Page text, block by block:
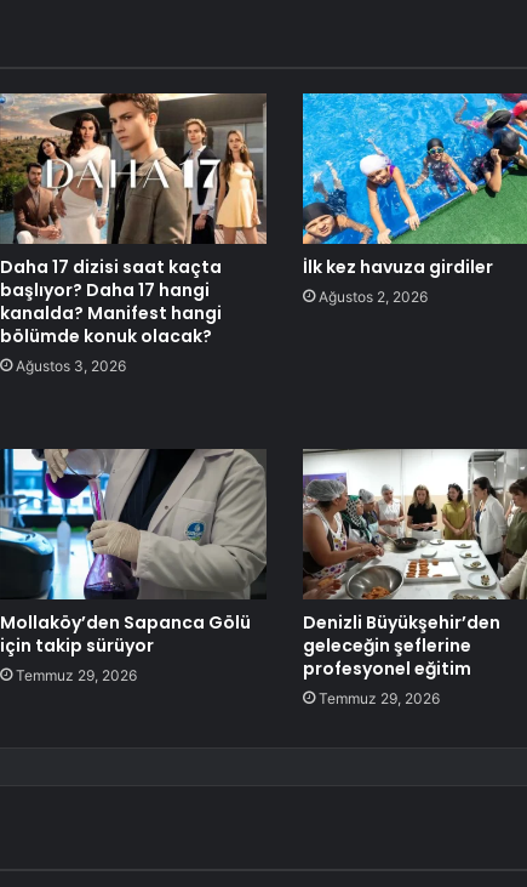
Daha 17 dizisi saat kaçta
başlıyor? Daha 17 hangi
kanalda? Manifest hangi
bölümde konuk olacak?
Ağustos 3, 2026
İlk kez havuza girdiler
Ağustos 2, 2026
Mollaköy’den Sapanca Gölü
için takip sürüyor
Temmuz 29, 2026
Denizli Büyükşehir’den
geleceğin şeflerine
profesyonel eğitim
Temmuz 29, 2026